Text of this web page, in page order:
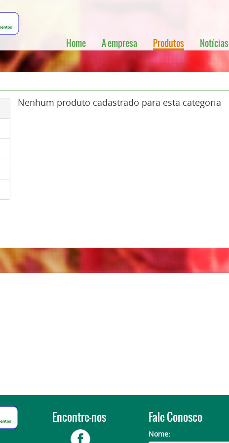
Home A empresa Produtos Notícias
Nenhum produto cadastrado para esta categoria
Encontre-nos Fale Conosco
Nome: